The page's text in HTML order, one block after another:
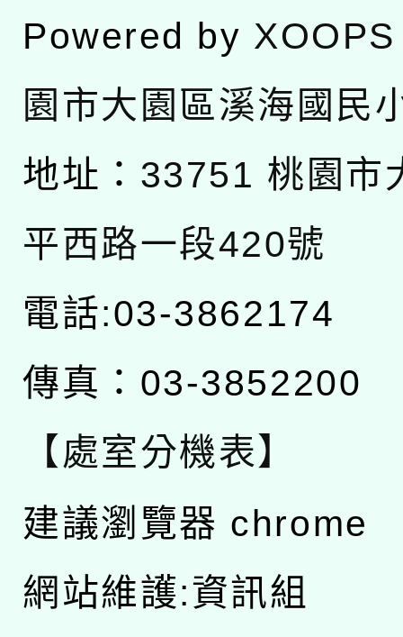
Powered by XOOPS
園市大園區溪海國民
地址： 33751 桃園市
平西路一段420號
電話:03-3862174
傳真：03-3852200
【處室分機表】
建議瀏覽器 chrome
網站維護:資訊組